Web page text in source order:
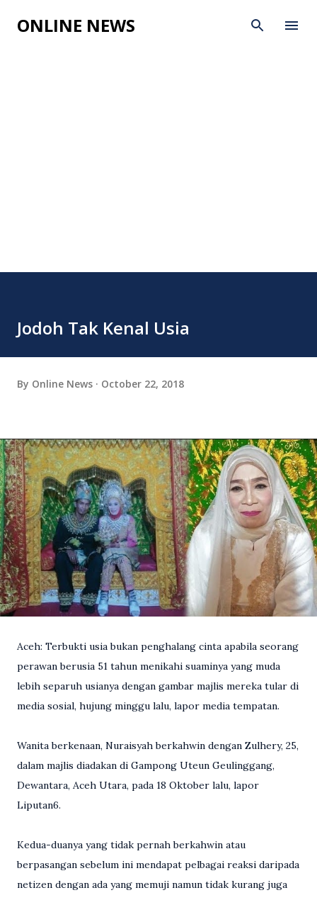
Skip to main content
ONLINE NEWS
Jodoh Tak Kenal Usia
By Online News October 22, 2018
Aceh: Terbukti usia bukan penghalang cinta apabila seorang
perawan berusia 51 tahun menikahi suaminya yang muda
lebih separuh usianya dengan gambar majlis mereka tular di
media sosial, hujung minggu lalu, lapor media tempatan.
Wanita berkenaan, Nuraisyah berkahwin dengan Zulhery, 25,
dalam majlis diadakan di Gampong Uteun Geulinggang,
Dewantara, Aceh Utara, pada 18 Oktober lalu, lapor
Liputan6.
Kedua-duanya yang tidak pernah berkahwin atau
berpasangan sebelum ini mendapat pelbagai reaksi daripada
netizen dengan ada yang memuji namun tidak kurang juga